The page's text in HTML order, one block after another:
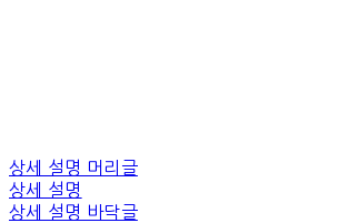
상세 설명 머리글
상세 설명
상세 설명 바닥글